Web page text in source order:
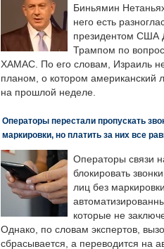
Биньямин
него есть
президентом США
Трампом по
ХАМАС. По его словам, Израиль
планом, о котором американский
на прошлой неделе.
Операторы перестали пропускать
маркировки, но платить за них все
Операторы связи
блокировать
лиц без
которые не
Однако, по словам экспертов,
сбрасывается, а переводится на